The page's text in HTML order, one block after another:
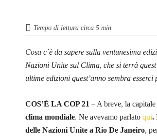
Tempo di lettura circa 5 min.
Cosa c´è da sapere sulla ventunesima
Nazioni Unite sul Clima, che si terrà
ultime edizioni quest’anno sembra
COS’È LA COP 21 – A breve, la capitale
clima mondiale. Ne avevamo parlato qui.
delle Nazioni Unite a Rio De Janeiro,